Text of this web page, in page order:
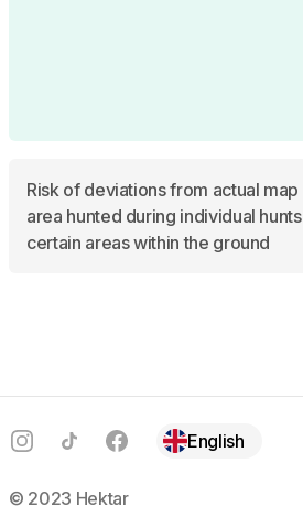
Risk of deviations from actual
area hunted during individual
certain areas within the ground
InstagramTikTokFacebook English
© 2023 Hektar